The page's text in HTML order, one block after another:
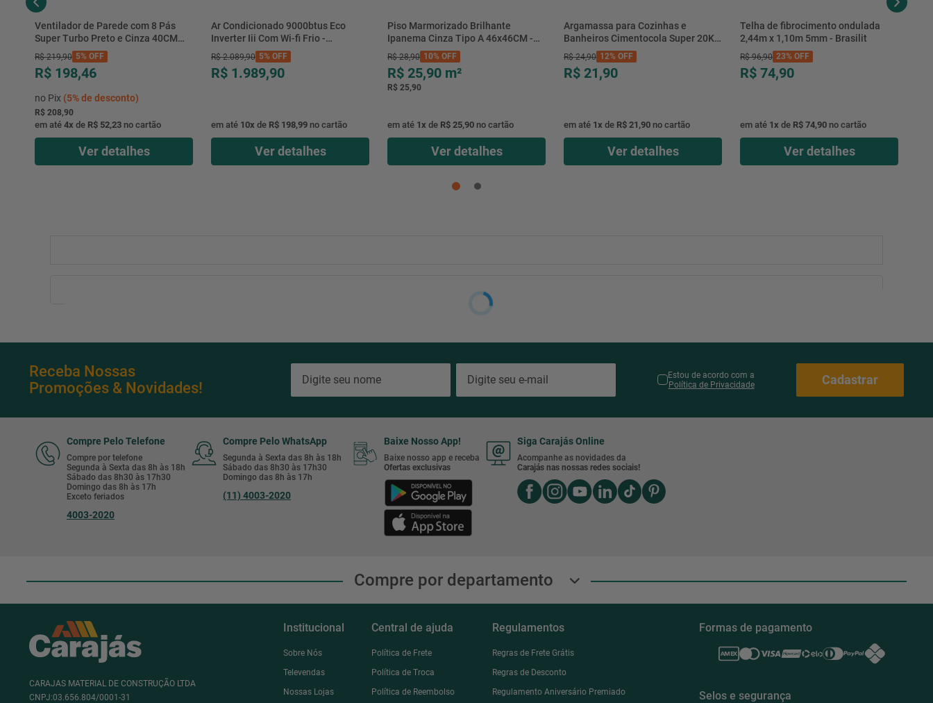
Ventilador de Parede com 8 Pás
Super Turbo Preto e Cinza 40CM
220V 140W - VTX-40P-8P - Mondial
R$ 219,90 5% OFF
R$ 198,46
no Pix (5%de desconto)
R$ 208,90
em até 4x de R$ 52,23 no cartão
Ver detalhes
Ar Condicionado 9000btus Eco
Inverter Iii Com Wi-fi Frio -
Hjfe09c2cg|hjfi09c2wg - Elgin
R$ 2.089,90 5% OFF
R$ 1.989,90
em até 10x de R$ 198,99 no cartão
Ver detalhes
Piso Marmorizado Brilhante
Ipanema Cinza Tipo A 46x46CM -
01.012771 - Cerbras
R$ 28,90 10% OFF
R$ 25,90 m²
R$ 25,90
em até 1x de R$ 25,90 no cartão
Ver detalhes
Argamassa para Cozinhas e
Banheiros Cimentocola Super 20KG
- 0118.00001.0020PL - Quartzolit
R$ 24,90 12% OFF
R$ 21,90
em até 1x de R$ 21,90 no cartão
Ver detalhes
Telha de fibrocimento ondulada
2,44m x 1,10m 5mm - Brasilit
R$ 96,90 23% OFF
R$ 74,90
em até 1x de R$ 74,90 no cartão
Ver detalhes
Receba Nossas
Promoções & Novidades!
Estou de acordo com a
Política de Privacidade
Cadastrar
Compre Pelo Telefone
Compre por telefone
Segunda à Sexta das 8h às 18h
Sábado das 8h30 às 17h30
Domingo das 8h às 17h
Exceto feriados
4003-2020
Compre Pelo WhatsApp
Segunda à Sexta das 8h às 18h
Sábado das 8h30 às 17h30
Domingo das 8h às 17h
(11) 4003-2020
Baixe Nosso App!
Baixe nosso app e receba
Ofertas exclusivas
Siga Carajás Online
Acompanhe as novidades da
Carajás nas nossas redes sociais!
Compre por departamento
CARAJAS MATERIAL DE CONSTRUÇÃO LTDA
CNPJ:03.656.804/0001-31
Institucional
Sobre Nós
Televendas
Nossas Lojas
Central de ajuda
Política de Frete
Política de Troca
Política de Reembolso
Regulamentos
Regras de Frete Grátis
Regras de Desconto
Regulamento Aniversário Premiado
Formas de pagamento
Selos e segurança